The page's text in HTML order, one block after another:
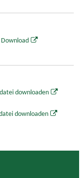
downloaden
downloaden